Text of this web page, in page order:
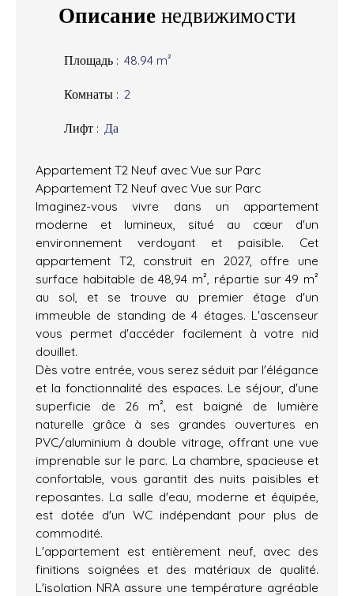
Описание недвижимости
Площадь : 48.94 m²
Комнаты : 2
Лифт : Да
Appartement T2 Neuf avec Vue sur Parc
Appartement T2 Neuf avec Vue sur Parc
Imaginez-vous vivre dans un appartement
moderne et lumineux, situé au cœur d'un
environnement verdoyant et paisible. Cet
appartement T2, construit en 2027, offre une
surface habitable de 48,94 m², répartie sur 49 m²
au sol, et se trouve au premier étage d'un
immeuble de standing de 4 étages. L'ascenseur
vous permet d'accéder facilement à votre nid
douillet.
Dès votre entrée, vous serez séduit par l'élégance
et la fonctionnalité des espaces. Le séjour, d'une
superficie de 26 m², est baigné de lumière
naturelle grâce à ses grandes ouvertures en
PVC/aluminium à double vitrage, offrant une vue
imprenable sur le parc. La chambre, spacieuse et
confortable, vous garantit des nuits paisibles et
reposantes. La salle d'eau, moderne et équipée,
est dotée d'un WC indépendant pour plus de
commodité.
L'appartement est entièrement neuf, avec des
finitions soignées et des matériaux de qualité.
L'isolation NRA assure une température agréable